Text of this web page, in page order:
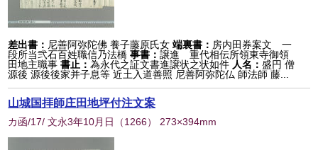
差出書： 尼善阿弥陀佛 養子藤原氏女 端裏書： 房内田券案文 一
段所当弐石百姓職信乃法橋 事書：譲進 重代相伝所領東寺御領
田地主職事 書止：為永代之証文書進譲状之状如件 人名：盛円 僧
源後 源後後家并子息等 近土入道善照 尼善阿弥陀仏 師法師 藤...
山城国拝師庄田地坪付注文案
カ函/17/ 文永3年10月日 （1266） 273×394mm